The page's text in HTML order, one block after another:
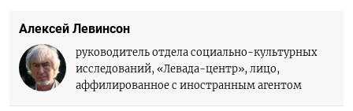
Алексей Левинсон
руководитель отдела социально-культурных
исследований, «Левада-центр», лицо,
аффилированное с иностранным агентом